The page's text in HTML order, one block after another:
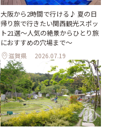
大阪から2時間で行ける♪ 夏の日
帰り旅で行きたい関西観光スポッ
ト21選～人気の絶景からひとり旅
におすすめの穴場まで～
滋賀県 2026.07.19